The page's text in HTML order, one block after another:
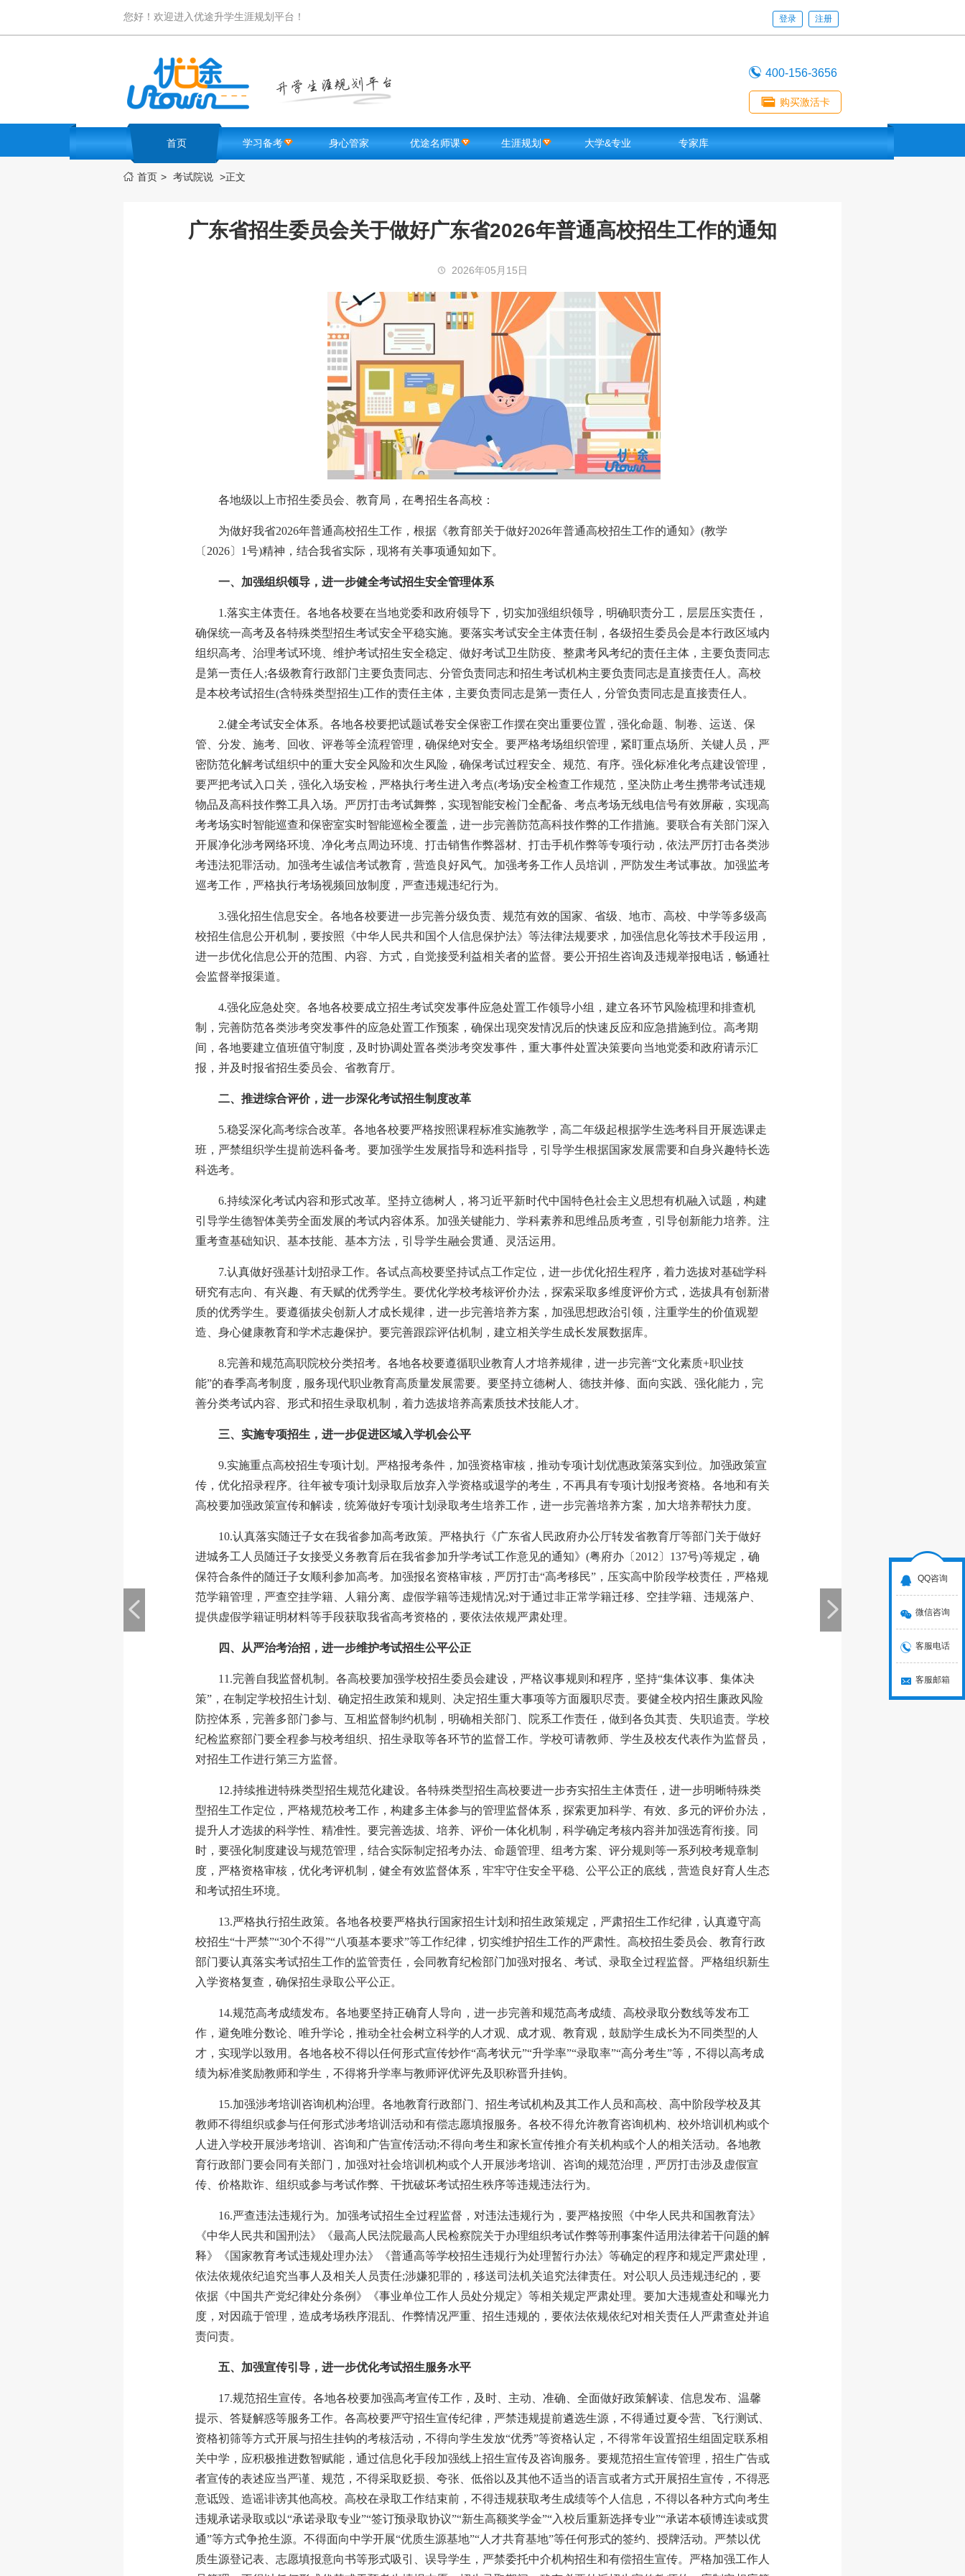
您好！欢迎进入优途升学生涯规划平台！ 登录 注册
 400-156-3656
 购买激活卡
首页 学习备考
名校卷库
高考难题解析
身心管家
励志激励
健康锻炼
选科测评
优途名师课 生涯规划
升学途径指南
大学&专业
章程库
海外院校库
专家库
 首页 > 考试院说 >正文
QQ咨询
微信咨询
客服电话
客服邮箱
广东省招生委员会关于做好广东省2026年普通高校招生工作的通知
2026年05月15日
各地级以上市招生委员会、教育局，在粤招生各高校：
为做好我省2026年普通高校招生工作，根据《教育部关于做好2026年普通高校招生工作的通知》(教学
〔2026〕1号)精神，结合我省实际，现将有关事项通知如下。
一、加强组织领导，进一步健全考试招生安全管理体系
1.落实主体责任。各地各校要在当地党委和政府领导下，切实加强组织领导，明确职责分工，层层压实责任，
确保统一高考及各特殊类型招生考试安全平稳实施。要落实考试安全主体责任制，各级招生委员会是本行政区域内
组织高考、治理考试环境、维护考试招生安全稳定、做好考试卫生防疫、整肃考风考纪的责任主体，主要负责同志
是第一责任人;各级教育行政部门主要负责同志、分管负责同志和招生考试机构主要负责同志是直接责任人。高校
是本校考试招生(含特殊类型招生)工作的责任主体，主要负责同志是第一责任人，分管负责同志是直接责任人。
2.健全考试安全体系。各地各校要把试题试卷安全保密工作摆在突出重要位置，强化命题、制卷、运送、保
管、分发、施考、回收、评卷等全流程管理，确保绝对安全。要严格考场组织管理，紧盯重点场所、关键人员，严
密防范化解考试组织中的重大安全风险和次生风险，确保考试过程安全、规范、有序。强化标准化考点建设管理，
要严把考试入口关，强化入场安检，严格执行考生进入考点(考场)安全检查工作规范，坚决防止考生携带考试违规
物品及高科技作弊工具入场。严厉打击考试舞弊，实现智能安检门全配备、考点考场无线电信号有效屏蔽，实现高
考考场实时智能巡查和保密室实时智能巡检全覆盖，进一步完善防范高科技作弊的工作措施。要联合有关部门深入
开展净化涉考网络环境、净化考点周边环境、打击销售作弊器材、打击手机作弊等专项行动，依法严厉打击各类涉
考违法犯罪活动。加强考生诚信考试教育，营造良好风气。加强考务工作人员培训，严防发生考试事故。加强监考
巡考工作，严格执行考场视频回放制度，严查违规违纪行为。
3.强化招生信息安全。各地各校要进一步完善分级负责、规范有效的国家、省级、地市、高校、中学等多级高
校招生信息公开机制，要按照《中华人民共和国个人信息保护法》等法律法规要求，加强信息化等技术手段运用，
进一步优化信息公开的范围、内容、方式，自觉接受利益相关者的监督。要公开招生咨询及违规举报电话，畅通社
会监督举报渠道。
4.强化应急处突。各地各校要成立招生考试突发事件应急处置工作领导小组，建立各环节风险梳理和排查机
制，完善防范各类涉考突发事件的应急处置工作预案，确保出现突发情况后的快速反应和应急措施到位。高考期
间，各地要建立值班值守制度，及时协调处置各类涉考突发事件，重大事件处置决策要向当地党委和政府请示汇
报，并及时报省招生委员会、省教育厅。
二、推进综合评价，进一步深化考试招生制度改革
5.稳妥深化高考综合改革。各地各校要严格按照课程标准实施教学，高二年级起根据学生选考科目开展选课走
班，严禁组织学生提前选科备考。要加强学生发展指导和选科指导，引导学生根据国家发展需要和自身兴趣特长选
科选考。
6.持续深化考试内容和形式改革。坚持立德树人，将习近平新时代中国特色社会主义思想有机融入试题，构建
引导学生德智体美劳全面发展的考试内容体系。加强关键能力、学科素养和思维品质考查，引导创新能力培养。注
重考查基础知识、基本技能、基本方法，引导学生融会贯通、灵活运用。
7.认真做好强基计划招录工作。各试点高校要坚持试点工作定位，进一步优化招生程序，着力选拔对基础学科
研究有志向、有兴趣、有天赋的优秀学生。要优化学校考核评价办法，探索采取多维度评价方式，选拔具有创新潜
质的优秀学生。要遵循拔尖创新人才成长规律，进一步完善培养方案，加强思想政治引领，注重学生的价值观塑
造、身心健康教育和学术志趣保护。要完善跟踪评估机制，建立相关学生成长发展数据库。
8.完善和规范高职院校分类招考。各地各校要遵循职业教育人才培养规律，进一步完善“文化素质+职业技
能”的春季高考制度，服务现代职业教育高质量发展需要。要坚持立德树人、德技并修、面向实践、强化能力，完
善分类考试内容、形式和招生录取机制，着力选拔培养高素质技术技能人才。
三、实施专项招生，进一步促进区域入学机会公平
9.实施重点高校招生专项计划。严格报考条件，加强资格审核，推动专项计划优惠政策落实到位。加强政策宣
传，优化招录程序。往年被专项计划录取后放弃入学资格或退学的考生，不再具有专项计划报考资格。各地和有关
高校要加强政策宣传和解读，统筹做好专项计划录取考生培养工作，进一步完善培养方案，加大培养帮扶力度。
10.认真落实随迁子女在我省参加高考政策。严格执行《广东省人民政府办公厅转发省教育厅等部门关于做好
进城务工人员随迁子女接受义务教育后在我省参加升学考试工作意见的通知》(粤府办〔2012〕137号)等规定，确
保符合条件的随迁子女顺利参加高考。加强报名资格审核，严厉打击“高考移民”，压实高中阶段学校责任，严格规
范学籍管理，严查空挂学籍、人籍分离、虚假学籍等违规情况;对于通过非正常学籍迁移、空挂学籍、违规落户、
提供虚假学籍证明材料等手段获取我省高考资格的，要依法依规严肃处理。
四、从严治考治招，进一步维护考试招生公平公正
11.完善自我监督机制。各高校要加强学校招生委员会建设，严格议事规则和程序，坚持“集体议事、集体决
策”，在制定学校招生计划、确定招生政策和规则、决定招生重大事项等方面履职尽责。要健全校内招生廉政风险
防控体系，完善多部门参与、互相监督制约机制，明确相关部门、院系工作责任，做到各负其责、失职追责。学校
纪检监察部门要全程参与校考组织、招生录取等各环节的监督工作。学校可请教师、学生及校友代表作为监督员，
对招生工作进行第三方监督。
12.持续推进特殊类型招生规范化建设。各特殊类型招生高校要进一步夯实招生主体责任，进一步明晰特殊类
型招生工作定位，严格规范校考工作，构建多主体参与的管理监督体系，探索更加科学、有效、多元的评价办法，
提升人才选拔的科学性、精准性。要完善选拔、培养、评价一体化机制，科学确定考核内容并加强选育衔接。同
时，要强化制度建设与规范管理，结合实际制定招考办法、命题管理、组考方案、评分规则等一系列校考规章制
度，严格资格审核，优化考评机制，健全有效监督体系，牢牢守住安全平稳、公平公正的底线，营造良好育人生态
和考试招生环境。
13.严格执行招生政策。各地各校要严格执行国家招生计划和招生政策规定，严肃招生工作纪律，认真遵守高
校招生“十严禁”“30个不得”“八项基本要求”等工作纪律，切实维护招生工作的严肃性。高校招生委员会、教育行政
部门要认真落实考试招生工作的监管责任，会同教育纪检部门加强对报名、考试、录取全过程监督。严格组织新生
入学资格复查，确保招生录取公平公正。
14.规范高考成绩发布。各地要坚持正确育人导向，进一步完善和规范高考成绩、高校录取分数线等发布工
作，避免唯分数论、唯升学论，推动全社会树立科学的人才观、成才观、教育观，鼓励学生成长为不同类型的人
才，实现学以致用。各地各校不得以任何形式宣传炒作“高考状元”“升学率”“录取率”“高分考生”等，不得以高考成
绩为标准奖励教师和学生，不得将升学率与教师评优评先及职称晋升挂钩。
15.加强涉考培训咨询机构治理。各地教育行政部门、招生考试机构及其工作人员和高校、高中阶段学校及其
教师不得组织或参与任何形式涉考培训活动和有偿志愿填报服务。各校不得允许教育咨询机构、校外培训机构或个
人进入学校开展涉考培训、咨询和广告宣传活动;不得向考生和家长宣传推介有关机构或个人的相关活动。各地教
育行政部门要会同有关部门，加强对社会培训机构或个人开展涉考培训、咨询的规范治理，严厉打击涉及虚假宣
传、价格欺诈、组织或参与考试作弊、干扰破坏考试招生秩序等违规违法行为。
16.严查违法违规行为。加强考试招生全过程监督，对违法违规行为，要严格按照《中华人民共和国教育法》
《中华人民共和国刑法》《最高人民法院最高人民检察院关于办理组织考试作弊等刑事案件适用法律若干问题的解
释》《国家教育考试违规处理办法》《普通高等学校招生违规行为处理暂行办法》等确定的程序和规定严肃处理，
依法依规依纪追究当事人及相关人员责任;涉嫌犯罪的，移送司法机关追究法律责任。对公职人员违规违纪的，要
依据《中国共产党纪律处分条例》《事业单位工作人员处分规定》等相关规定严肃处理。要加大违规查处和曝光力
度，对因疏于管理，造成考场秩序混乱、作弊情况严重、招生违规的，要依法依规依纪对相关责任人严肃查处并追
责问责。
五、加强宣传引导，进一步优化考试招生服务水平
17.规范招生宣传。各地各校要加强高考宣传工作，及时、主动、准确、全面做好政策解读、信息发布、温馨
提示、答疑解惑等服务工作。各高校要严守招生宣传纪律，严禁违规提前遴选生源，不得通过夏令营、飞行测试、
资格初筛等方式开展与招生挂钩的考核活动，不得向学生发放“优秀”等资格认定，不得常年设置招生组固定联系相
关中学，应积极推进数智赋能，通过信息化手段加强线上招生宣传及咨询服务。要规范招生宣传管理，招生广告或
者宣传的表述应当严谨、规范，不得采取贬损、夸张、低俗以及其他不适当的语言或者方式开展招生宣传，不得恶
意诋毁、造谣诽谤其他高校。高校在录取工作结束前，不得违规获取考生成绩等个人信息，不得以各种方式向考生
违规承诺录取或以“承诺录取专业”“签订预录取协议”“新生高额奖学金”“入校后重新选择专业”“承诺本硕博连读或贯
通”等方式争抢生源。不得面向中学开展“优质生源基地”“人才共育基地”等任何形式的签约、授牌活动。严禁以优
质生源登记表、志愿填报意向书等形式吸引、误导学生，严禁委托中介机构招生和有偿招生宣传。严格加强工作人